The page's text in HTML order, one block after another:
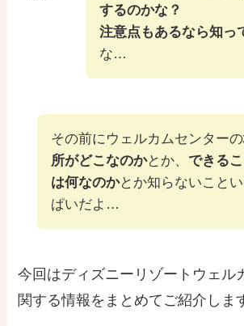
するのかな？
注意点もあるなら知っ
な…
その前にウェルカムセンターの
所がどこなのかとか、できるこ
は何なのかとか知らないこと
ぱいだよ…
今回はディズニーリゾートウェル
関する情報をまとめてご紹介しま